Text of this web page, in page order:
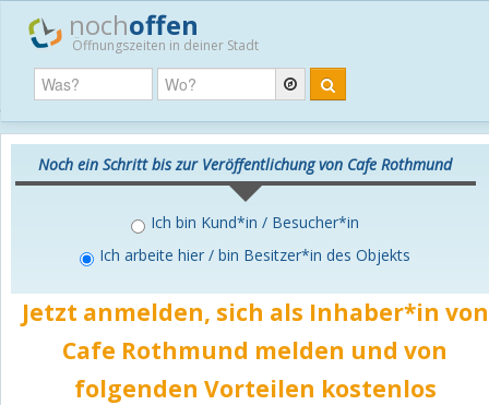
nochoffen
Öffnungszeiten in deiner Stadt
Noch ein Schritt bis zur Veröffentlichung von Cafe Rothmund
Ich bin Kund*in / Besucher*in
Ich arbeite hier / bin Besitzer*in des Objekts
Jetzt anmelden, sich als Inhaber*in von
Cafe Rothmund melden und von
folgenden Vorteilen kostenlos